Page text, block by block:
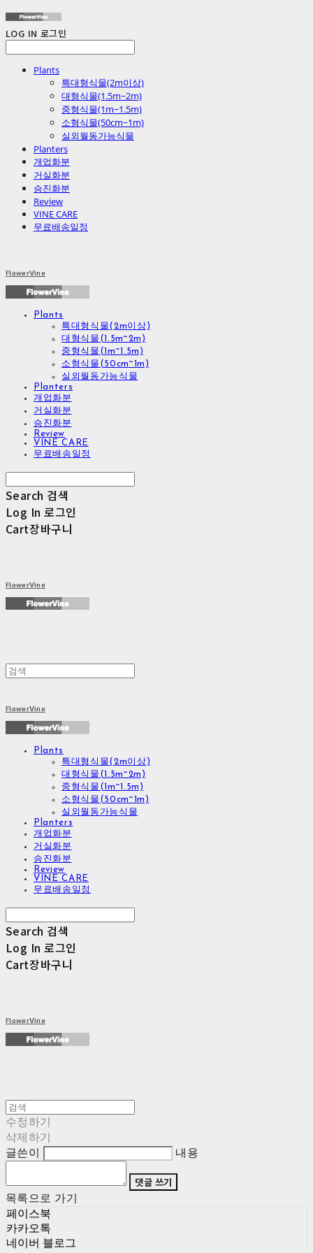
LOG IN 로그인
Plants
특대형식물(2m이상)
대형식물(1.5m~2m)
중형식물(1m~1.5m)
소형식물(50cm~1m)
실외월동가능식물
Planters
개업화분
거실화분
승진화분
Review
VINE CARE
무료배송일정
FlowerVine
Plants
특대형식물(2m이상)
대형식물(1.5m~2m)
중형식물(1m~1.5m)
소형식물(50cm~1m)
실외월동가능식물
Planters
개업화분
거실화분
승진화분
Review
VINE CARE
무료배송일정
Search 검색
Log In 로그인
Cart장바구니
FlowerVine
FlowerVine
Plants
특대형식물(2m이상)
대형식물(1.5m~2m)
중형식물(1m~1.5m)
소형식물(50cm~1m)
실외월동가능식물
Planters
개업화분
거실화분
승진화분
Review
VINE CARE
무료배송일정
Search 검색
Log In 로그인
Cart장바구니
FlowerVine
수정하기
삭제하기
글쓴이
내용
댓글 쓰기
목록으로 가기
페이스북
카카오톡
네이버 블로그